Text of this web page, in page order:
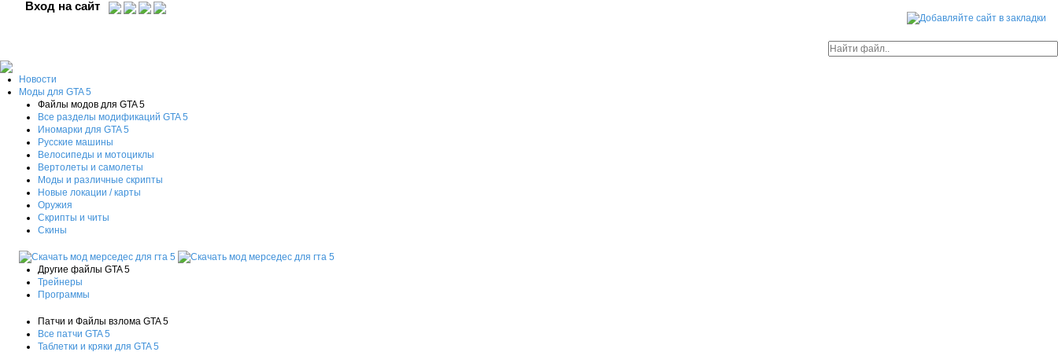
Вход на сайт
Новости
Моды для GTA 5
Файлы модов для GTA 5
Все разделы модификаций GTA 5
Иномарки для GTA 5
Русские машины
Велосипеды и мотоциклы
Вертолеты и самолеты
Моды и различные скрипты
Новые локации / карты
Оружия
Скрипты и читы
Скины
Другие файлы GTA 5
Трейнеры
Программы
Патчи и Файлы взлома GTA 5
Все патчи GTA 5
Таблетки и кряки для GTA 5